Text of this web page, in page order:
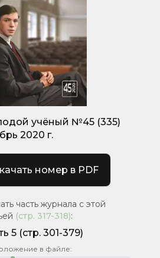
учёный №45 (335)
2020 г.
номер в PDF
часть журнала с этой
(стр. 317-318):
5 (стр. 301-379)
в файле: